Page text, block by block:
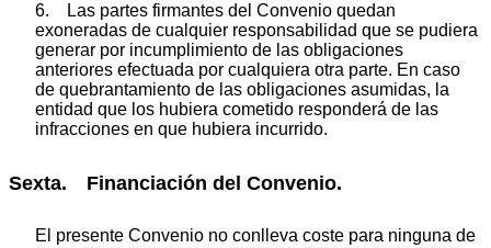
6. Las partes firmantes del Convenio quedan
exoneradas de cualquier responsabilidad que se pudiera
generar por incumplimiento de las obligaciones
anteriores efectuada por cualquiera otra parte. En caso
de quebrantamiento de las obligaciones asumidas, la
entidad que los hubiera cometido responderá de las
infracciones en que hubiera incurrido.
Sexta. Financiación del Convenio.
El presente Convenio no conlleva coste para ninguna de